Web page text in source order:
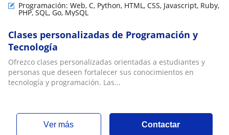
Programación: Web, C, Python, HTML, CSS, Javascript, Ruby,
PHP, SQL, Go, MySQL
Clases personalizadas de Programación y
Tecnología
Ofrezco clases personalizadas orientadas a estudiantes y
personas que deseen fortalecer sus conocimientos en
tecnología y programación. Las...
ver más Contactar